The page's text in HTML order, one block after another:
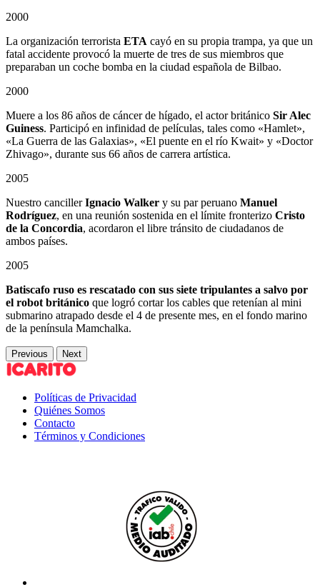
2000
La organización terrorista ETA cayó en su propia trampa, ya que un
fatal accidente provocó la muerte de tres de sus miembros que
preparaban un coche bomba en la ciudad española de Bilbao.
2000
Muere a los 86 años de cáncer de hígado, el actor británico Sir Alec
Guiness. Participó en infinidad de películas, tales como «Hamlet»,
«La Guerra de las Galaxias», «El puente en el río Kwait» y «Doctor
Zhivago», durante sus 66 años de carrera artística.
2005
Nuestro cancillerIgnacio Walker y su par peruano Manuel
Rodríguez, en una reunión sostenida en el límite fronterizo Cristo
de la Concordia, acordaron el libre tránsito de ciudadanos de
ambos países.
2005
Batiscafo ruso es rescatado con sus siete tripulantes a salvo por
el robot británico que logró cortar los cables que retenían al mini
submarino atrapado desde el 4 de presente mes, en el fondo marino
de la península Mamchalka.
Previous Next
Políticas de Privacidad
Quiénes Somos
Contacto
Términos y Condiciones